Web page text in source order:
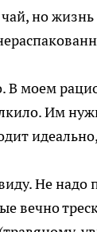
но
В моем
Им
Не надо
вечно